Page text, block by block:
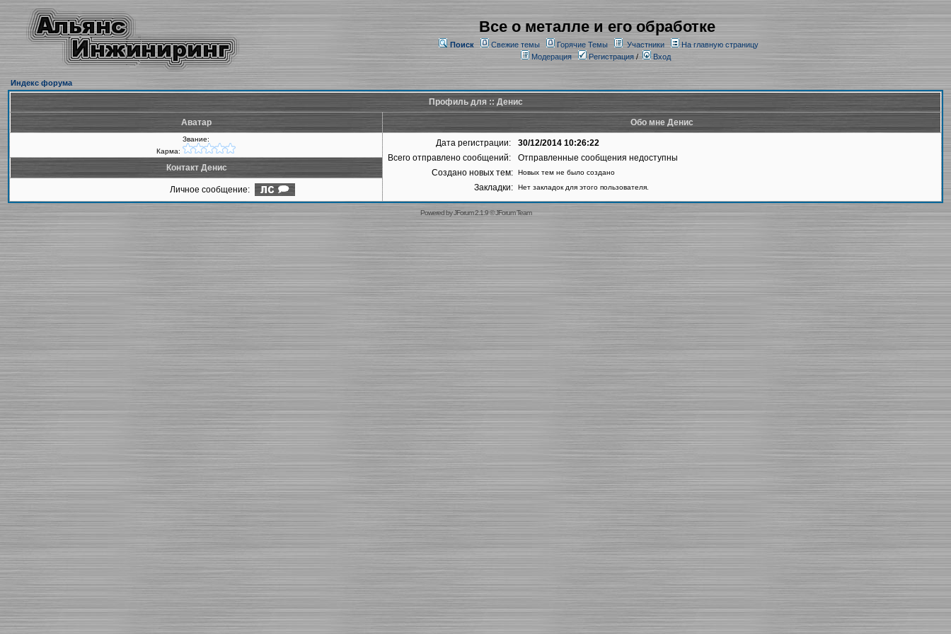
Все о металле и его обработке
Поиск Свежие темы Горячие Темы Участники
На главную страницу
Модерация
Регистрация/ Вход
Индекс форума
Профиль для :: Денис
Аватар Обо мне Денис
Звание:
Карма:
Дата регистрации:
30/12/2014 10:26:22
Всего отправлено сообщений:
Отправленные сообщения недоступны
Создано новых тем:
Новых тем не было создано
Закладки: Нет закладок для этого пользователя.
Контакт Денис
Личное сообщение:
Powered byJForum 2.1.9©JForum Team